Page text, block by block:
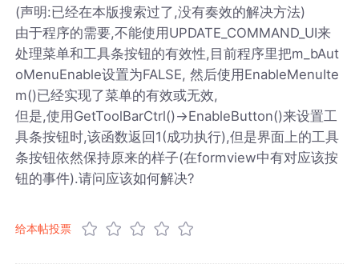
(声明:已经在本版搜索过了,没有奏效的解决方法)
由于程序的需要,不能使用UPDATE_COMMAND_UI来
处理菜单和工具条按钮的有效性,目前程序里把m_bAut
oMenuEnable设置为FALSE, 然后使用EnableMenuIte
m()已经实现了菜单的有效或无效,
但是,使用GetToolBarCtrl()->EnableButton()来设置工
具条按钮时,该函数返回1(成功执行),但是界面上的工具
条按钮依然保持原来的样子(在formview中有对应该按
钮的事件).请问应该如何解决?
给本帖投票